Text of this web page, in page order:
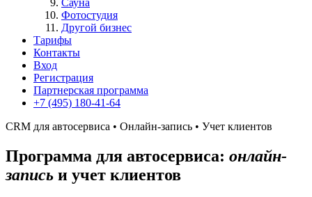
Сауна
Фотостудия
Другой бизнес
Тарифы
Контакты
Вход
Регистрация
Партнерская программа
+7 (495) 180-41-64
CRM для автосервиса • Онлайн-запись • Учет клиентов
Программа для автосервиса: онлайн-
запись и учет клиентов